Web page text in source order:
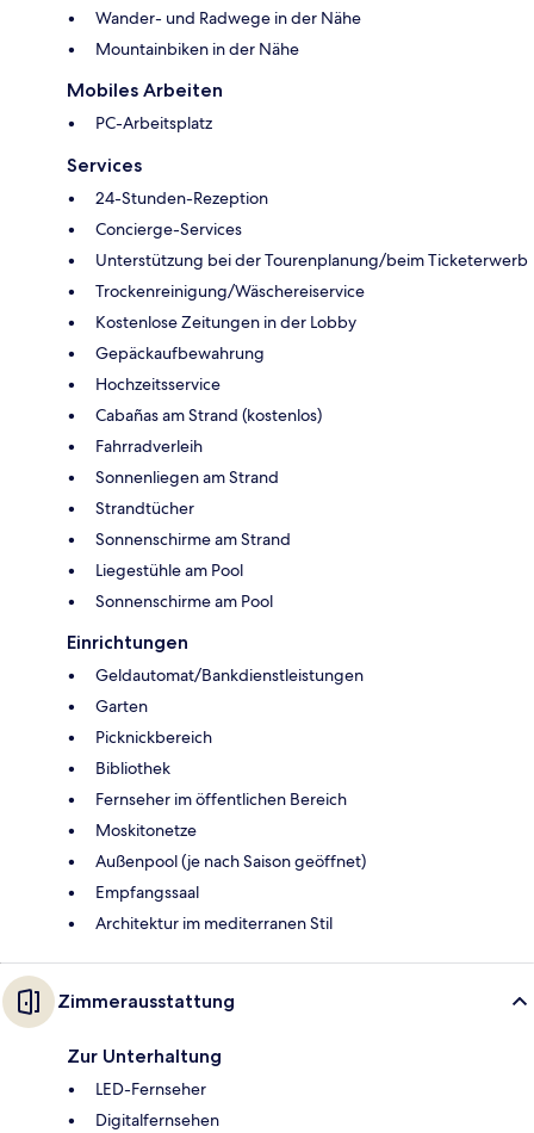
Wander- und Radwege in der Nähe
Mountainbiken in der Nähe
Mobiles Arbeiten
PC-Arbeitsplatz
Services
24-Stunden-Rezeption
Concierge-Services
Unterstützung bei der Tourenplanung/beim Ticketerwerb
Trockenreinigung/Wäschereiservice
Kostenlose Zeitungen in der Lobby
Gepäckaufbewahrung
Hochzeitsservice
Cabañas am Strand (kostenlos)
Fahrradverleih
Sonnenliegen am Strand
Strandtücher
Sonnenschirme am Strand
Liegestühle am Pool
Sonnenschirme am Pool
Einrichtungen
Geldautomat/Bankdienstleistungen
Garten
Picknickbereich
Bibliothek
Fernseher im öffentlichen Bereich
Moskitonetze
Außenpool (je nach Saison geöffnet)
Empfangssaal
Architektur im mediterranen Stil
Zimmerausstattung
Zur Unterhaltung
LED-Fernseher
Digitalfernsehen